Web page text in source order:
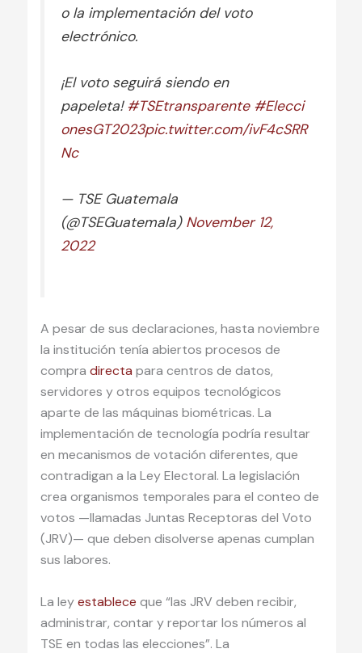
o la implementación del voto
electrónico.
¡El voto seguirá siendo en
papeleta!#TSEtransparente #Elecci
onesGT2023pic.twitter.com/ivF4cSRR
Nc
— TSE Guatemala
(@TSEGuatemala) November 12,
2022
A pesar de sus declaraciones, hasta noviembre
la institución tenía abiertos procesos de
compra directa para centros de datos,
servidores y otros equipos tecnológicos
aparte de las máquinas biométricas. La
implementación de tecnología podría resultar
en mecanismos de votación diferentes, que
contradigan a la Ley Electoral. La legislación
crea organismos temporales para el conteo de
votos —llamadas Juntas Receptoras del Voto
(JRV)— que deben disolverse apenas cumplan
sus labores.
La leyestablece que “las JRV deben recibir,
administrar, contar y reportar los números al
TSE en todas las elecciones”. La